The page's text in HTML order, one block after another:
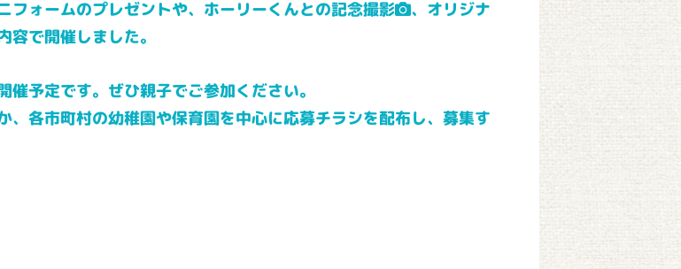
フォームのプレゼントや、ホーリーくんとの記念撮影
、オリジナ
容で開催しました。
催予定です。ぜひ親子でご参加ください。
、各市町村の幼稚園や保育園を中心に応募チラシを配布し、募集す